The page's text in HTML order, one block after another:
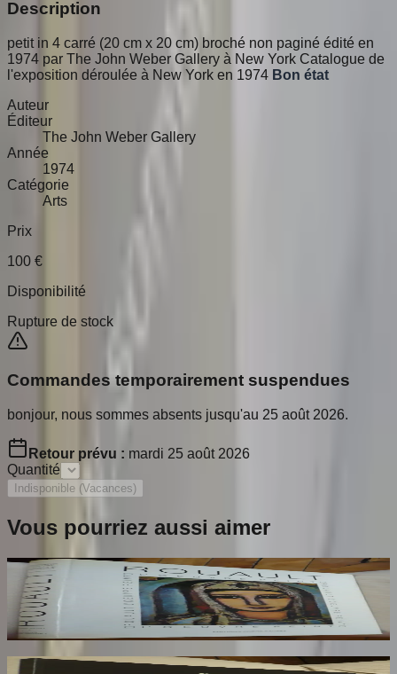
Description
petit in 4 carré (20 cm x 20 cm) broché non paginé édité en
1974 par The John Weber Gallery à New York Catalogue de
l'exposition déroulée à New York en 1974 Bon état
Auteur
Éditeur
The John Weber Gallery
Année
1974
Catégorie
Arts
Prix
100 €
Disponibilité
Rupture de stock
Commandes temporairement suspendues
bonjour, nous sommes absents jusqu'au 25 août 2026.
Retour prévu : mardi 25 août 2026
Quantité
Indisponible (Vacances)
Vous pourriez aussi aimer
Rouault. L'Oeuvre Peint. Volume 2
ROUAULT Isabelle
170€
Rotella. Dal Decollage alla Nuova Immagine